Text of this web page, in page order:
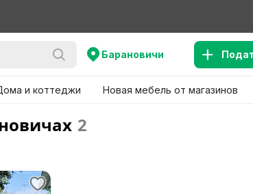
Барановичи
и коттеджи Новая мебель от магазинов
2